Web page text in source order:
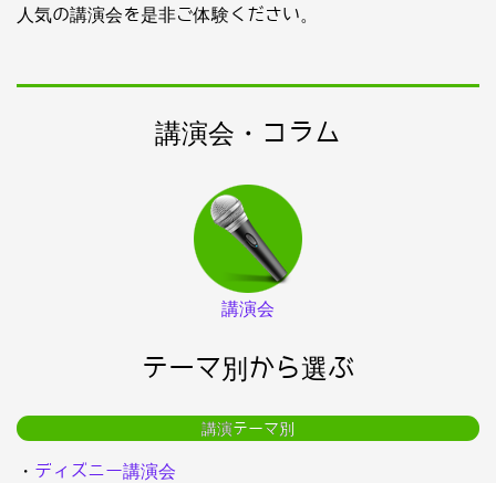
人気の講演会を是非ご体験ください。
講演会・コラム
講演会
テーマ別から選ぶ
講演テーマ別
・ ディズニー講演会